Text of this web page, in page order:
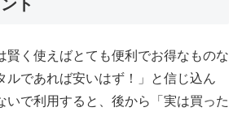
ト
賢く使えばとても便利でお得なものな
ルであれば安いはず！」と信じ込ん
いで利用すると、後から「実は買った